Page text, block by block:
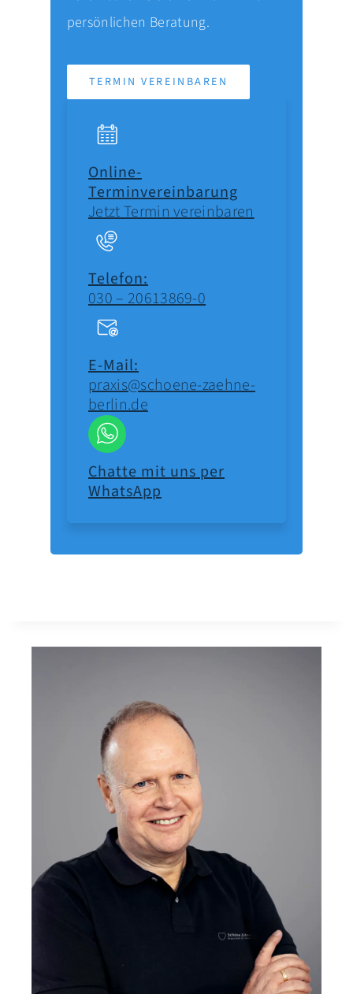
persönlichen Beratung.
TERMIN VEREINBAREN
Online-
Terminvereinbarung
Jetzt Termin vereinbaren
Telefon:
030 – 20613869-0
E-Mail:
praxis@schoene-zaehne-
berlin.de
Chatte mit uns per
WhatsApp